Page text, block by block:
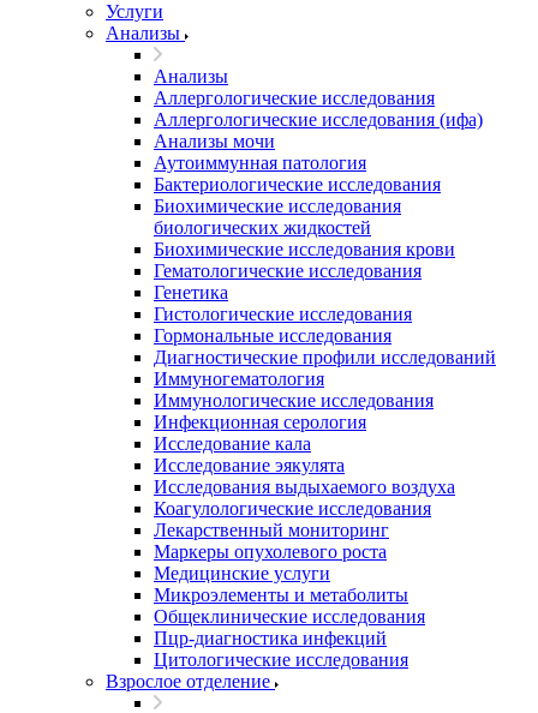
Услуги
Анализы
Анализы
Аллергологические исследования
Аллергологические исследования (ифа)
Анализы мочи
Аутоиммунная патология
Бактериологические исследования
Биохимические исследования
биологических жидкостей
Биохимические исследования крови
Гематологические исследования
Генетика
Гистологические исследования
Гормональные исследования
Диагностические профили исследований
Иммуногематология
Иммунологические исследования
Инфекционная серология
Исследование кала
Исследование эякулята
Исследования выдыхаемого воздуха
Коагулологические исследования
Лекарственный мониторинг
Маркеры опухолевого роста
Медицинские услуги
Микроэлементы и метаболиты
Общеклинические исследования
Пцр-диагностика инфекций
Цитологические исследования
Взрослое отделение